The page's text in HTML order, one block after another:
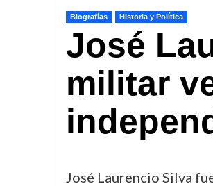
Biografías Historia y Política
José
militar
José Laurencio Silva